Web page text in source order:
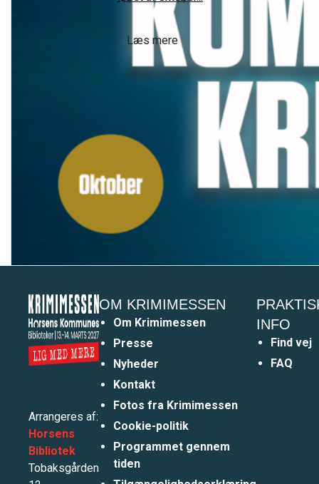
Læs mere
Arrangeres af:
Horsens
Bibliotek
Tobaksgården
OM KRIMIMESSEN
Om Krimimessen
Presse
Nyheder
Kontakt
Fotos fra Krimimessen
Cookie-politik
Programmet gennem
tiden
INFO
Find vej
FAQ